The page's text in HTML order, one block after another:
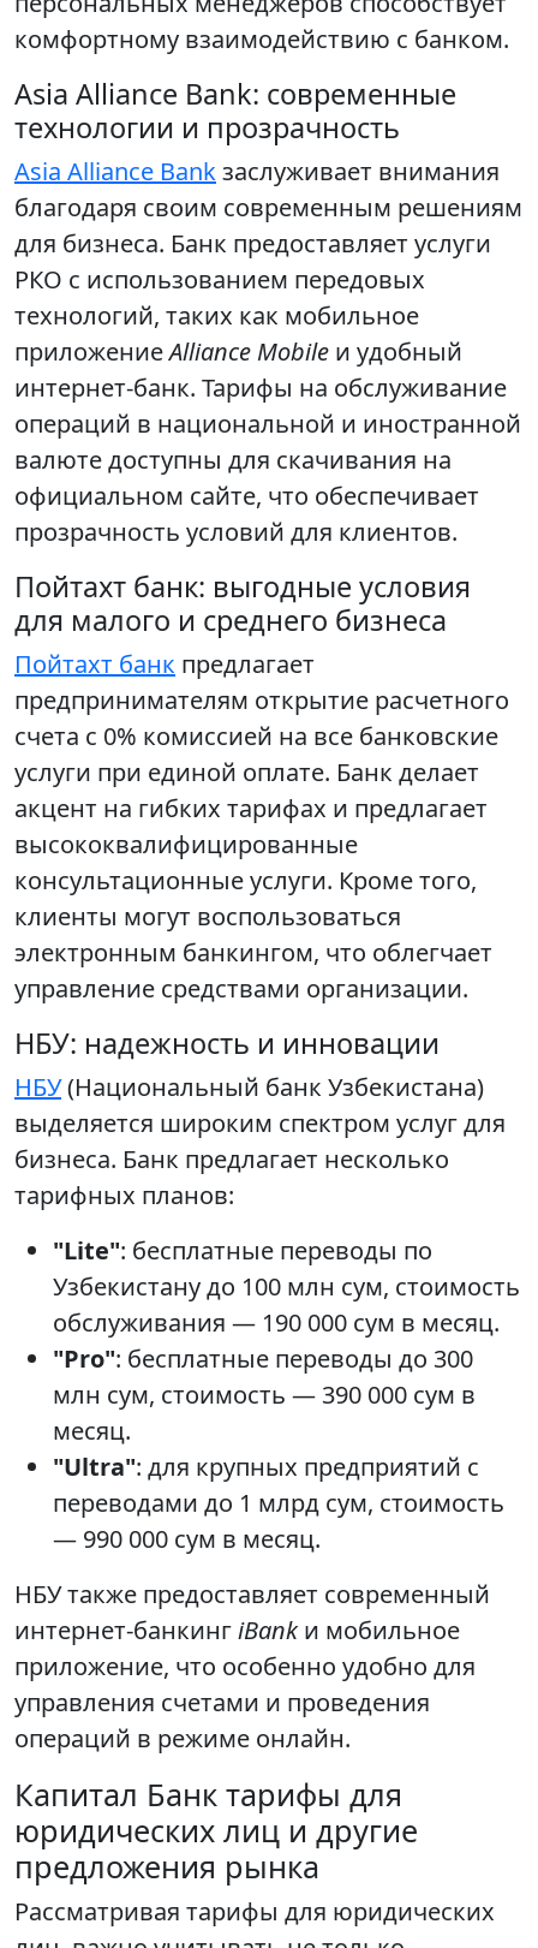
комфортному взаимодействию с банком.
Asia Alliance Bank: современные
технологии и прозрачность
Asia Alliance Bankзаслуживает внимания
благодаря своим современным решениям
для бизнеса. Банк предоставляет услуги
РКО с использованием передовых
технологий, таких как мобильное
приложениеAlliance Mobile и удобный
интернет-банк. Тарифы на обслуживание
операций в национальной и иностранной
валюте доступны для скачивания на
официальном сайте, что обеспечивает
прозрачность условий для клиентов.
Пойтахт банк: выгодные условия
для малого и среднего бизнеса
Пойтахт банк предлагает
предпринимателям открытие расчетного
счета с 0% комиссией на все банковские
услуги при единой оплате. Банк делает
акцент на гибких тарифах и предлагает
высококвалифицированные
консультационные услуги. Кроме того,
клиенты могут воспользоваться
электронным банкингом, что облегчает
управление средствами организации.
НБУ: надежность и инновации
НБУ(Национальный банк Узбекистана)
выделяется широким спектром услуг для
бизнеса. Банк предлагает несколько
тарифных планов:
"Lite": бесплатные переводы по
Узбекистану до 100 млн сум, стоимость
обслуживания — 190 000 сум в месяц.
"Pro": бесплатные переводы до 300
млн сум, стоимость — 390 000 сум в
месяц.
"Ultra": для крупных предприятий с
переводами до 1 млрд сум, стоимость
— 990 000 сум в месяц.
НБУ также предоставляет современный
интернет-банкингiBankи мобильное
приложение, что особенно удобно для
управления счетами и проведения
операций в режиме онлайн.
Капитал Банк тарифы для
юридических лиц и другие
предложения рынка
Рассматривая тарифы для юридических